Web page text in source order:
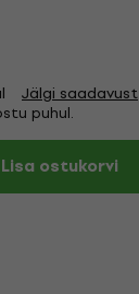
Jälgi saadavust
puhul.
Lisa ostukorvi